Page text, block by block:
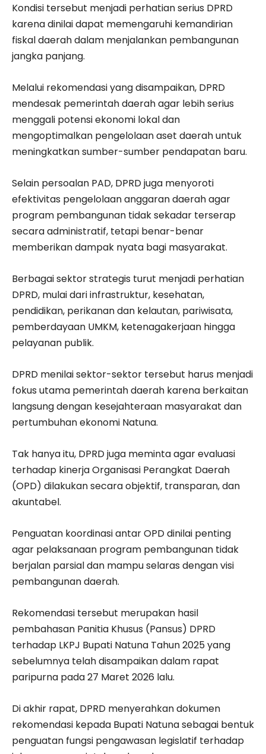
Kondisi tersebut menjadi perhatian serius DPRD
karena dinilai dapat memengaruhi kemandirian
fiskal daerah dalam menjalankan pembangunan
jangka panjang.
Melalui rekomendasi yang disampaikan, DPRD
mendesak pemerintah daerah agar lebih serius
menggali potensi ekonomi lokal dan
mengoptimalkan pengelolaan aset daerah untuk
meningkatkan sumber-sumber pendapatan baru.
Selain persoalan PAD, DPRD juga menyoroti
efektivitas pengelolaan anggaran daerah agar
program pembangunan tidak sekadar terserap
secara administratif, tetapi benar-benar
memberikan dampak nyata bagi masyarakat.
Berbagai sektor strategis turut menjadi perhatian
DPRD, mulai dari infrastruktur, kesehatan,
pendidikan, perikanan dan kelautan, pariwisata,
pemberdayaan UMKM, ketenagakerjaan hingga
pelayanan publik.
DPRD menilai sektor-sektor tersebut harus menjadi
fokus utama pemerintah daerah karena berkaitan
langsung dengan kesejahteraan masyarakat dan
pertumbuhan ekonomi Natuna.
Tak hanya itu, DPRD juga meminta agar evaluasi
terhadap kinerja Organisasi Perangkat Daerah
(OPD) dilakukan secara objektif, transparan, dan
akuntabel.
Penguatan koordinasi antar OPD dinilai penting
agar pelaksanaan program pembangunan tidak
berjalan parsial dan mampu selaras dengan visi
pembangunan daerah.
Rekomendasi tersebut merupakan hasil
pembahasan Panitia Khusus (Pansus) DPRD
terhadap LKPJ Bupati Natuna Tahun 2025 yang
sebelumnya telah disampaikan dalam rapat
paripurna pada 27 Maret 2026 lalu.
Di akhir rapat, DPRD menyerahkan dokumen
rekomendasi kepada Bupati Natuna sebagai bentuk
penguatan fungsi pengawasan legislatif terhadap